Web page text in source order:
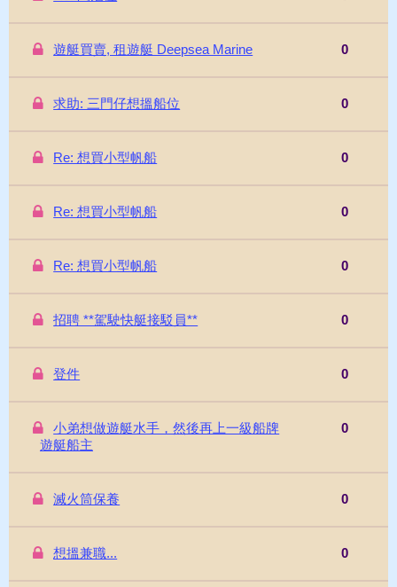
遊艇買賣, 租遊艇 Deepsea Marine 0
求助: 三門仔想搵船位 0
Re: 想買小型帆船 0
Re: 想買小型帆船 0
Re: 想買小型帆船 0
招聘 **駕駛快艇接駁員** 0
登件 0
小弟想做遊艇水手，然後再上一級船牌
遊艇船主
0
滅火筒保養 0
想搵兼職... 0